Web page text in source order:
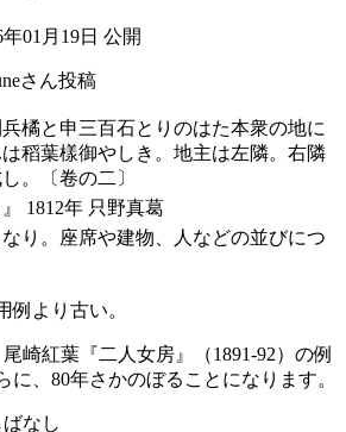
年01月19日 公開
さん投稿
橘と申三百石とりのはた本衆の地に
稻葉樣御やしき。地主は左隣。右隣
。〔卷の二〕
1812年 只野真葛
なり。座席や建物、人などの並びにつ
例より古い。
崎紅葉『二人女房』（1891-92）の例
に、80年さかのぼることになります。
なし